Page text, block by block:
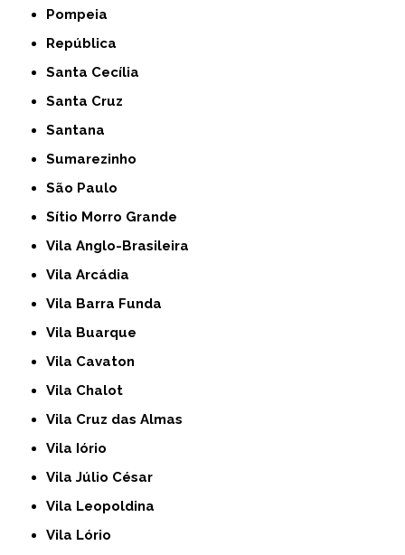
Pompeia
República
Santa Cecília
Santa Cruz
Santana
Sumarezinho
São Paulo
Sítio Morro Grande
Vila Anglo-Brasileira
Vila Arcádia
Vila Barra Funda
Vila Buarque
Vila Cavaton
Vila Chalot
Vila Cruz das Almas
Vila Iório
Vila Júlio César
Vila Leopoldina
Vila Lório